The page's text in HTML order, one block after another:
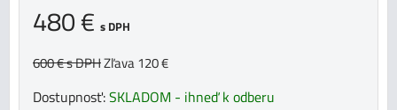
480 € s DPH
600 €s DPHZľava 120 €
Dostupnosť:SKLADOM - ihneď k odberu